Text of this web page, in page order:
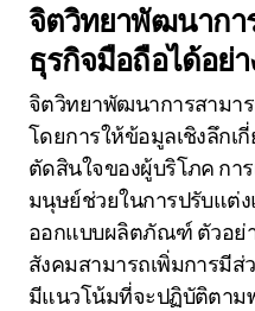
จิตวิทยาพัฒนากา
ธุรกิจมือถือได้อย่า
จิตวิทยาพัฒนาการสามา
โดยการให้ข้อมูลเชิงลึกเ
ตัดสินใจของผู้บริโภค กา
มนุษย์ช่วยในการปรับแต่
ออกแบบผลิตภัณฑ์ ตัวอย่า
สังคมสามารถเพิ่มการมีส่
มีแนวโน้มที่จะปฏิบัติตาม